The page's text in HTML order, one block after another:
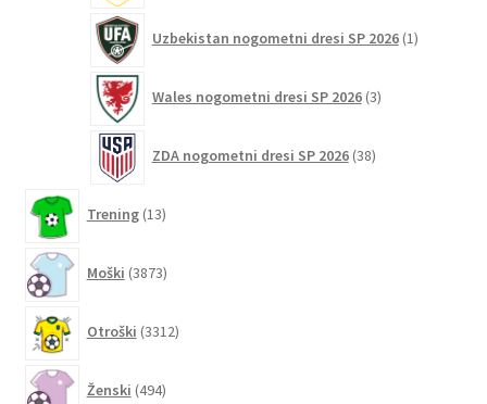
Uzbekistan nogometni dresi SP 2026 1izdelek
Wales nogometni dresi SP 2026 3izdelki
ZDA nogometni dresi SP 2026 38izdelkov
Trening 13izdelkov
Moški 3873izdelkov
Otroški 3312izdelkov
Ženski 494izdelkov